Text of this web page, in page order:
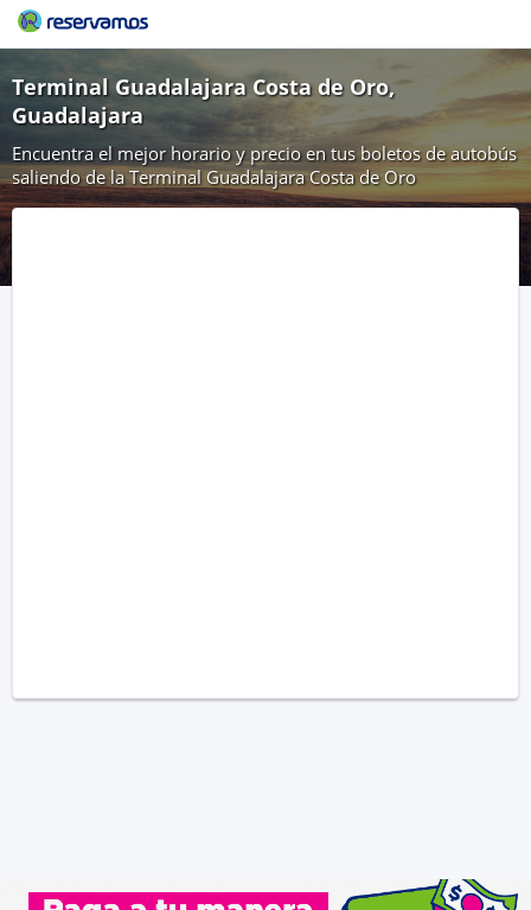
Terminal Guadalajara Costa de Oro,
Guadalajara
Encuentra el mejor horario y precio en tus boletos de autobús
saliendo de la Terminal Guadalajara Costa de Oro